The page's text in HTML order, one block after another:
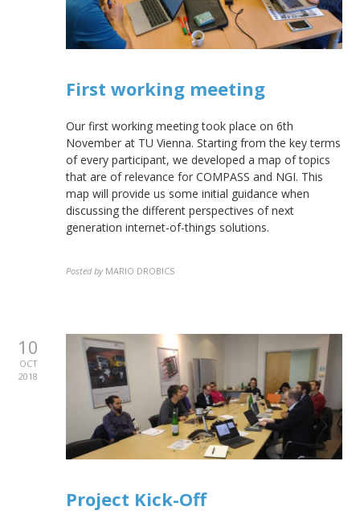
First working meeting
Our first working meeting took place on 6th
November at TU Vienna. Starting from the key terms
of every participant, we developed a map of topics
that are of relevance for COMPASS and NGI. This
map will provide us some initial guidance when
discussing the different perspectives of next
generation internet-of-things solutions.
Posted by MARIO DROBICS
10
OCT
2018
Project Kick-Off